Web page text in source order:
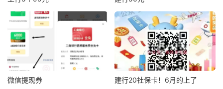
微信提现券 建行20社保卡！6月的上了